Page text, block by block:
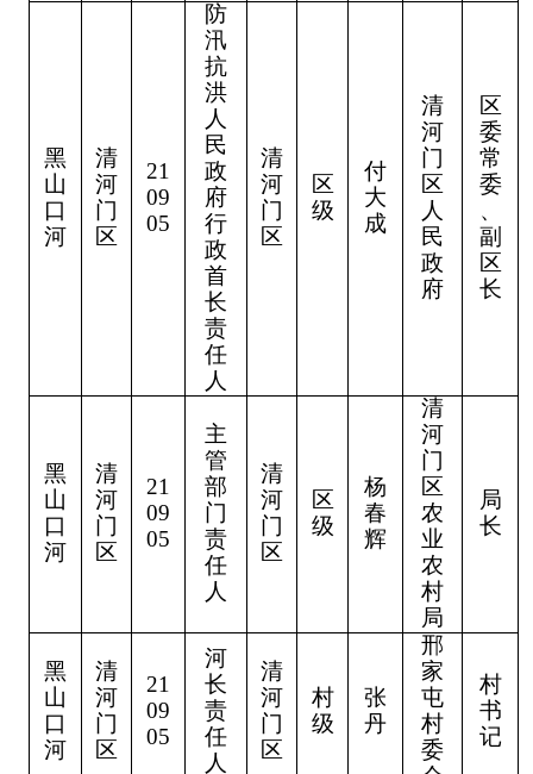
黑
山
口
河
清
河
门
区
21
09
05
防
汛
抗
洪
人
民
政
府
行
政
首
长
责
任
人
清
河
门
区
区
级
付
大
成
清
河
门
区
人
民
政
府
区
委
常
委
、
副
区
长
黑
山
口
河
清
河
门
区
21
09
05
主
管
部
门
责
任
人
清
河
门
区
区
级
杨
春
辉
清
河
门
区
农
业
农
村
局
局
长
黑
山
口
河
清
河
门
区
21
09
05
河
长
责
任
人
清
河
门
区
村
级
张
丹
邢
家
屯
村
委
村
书
记